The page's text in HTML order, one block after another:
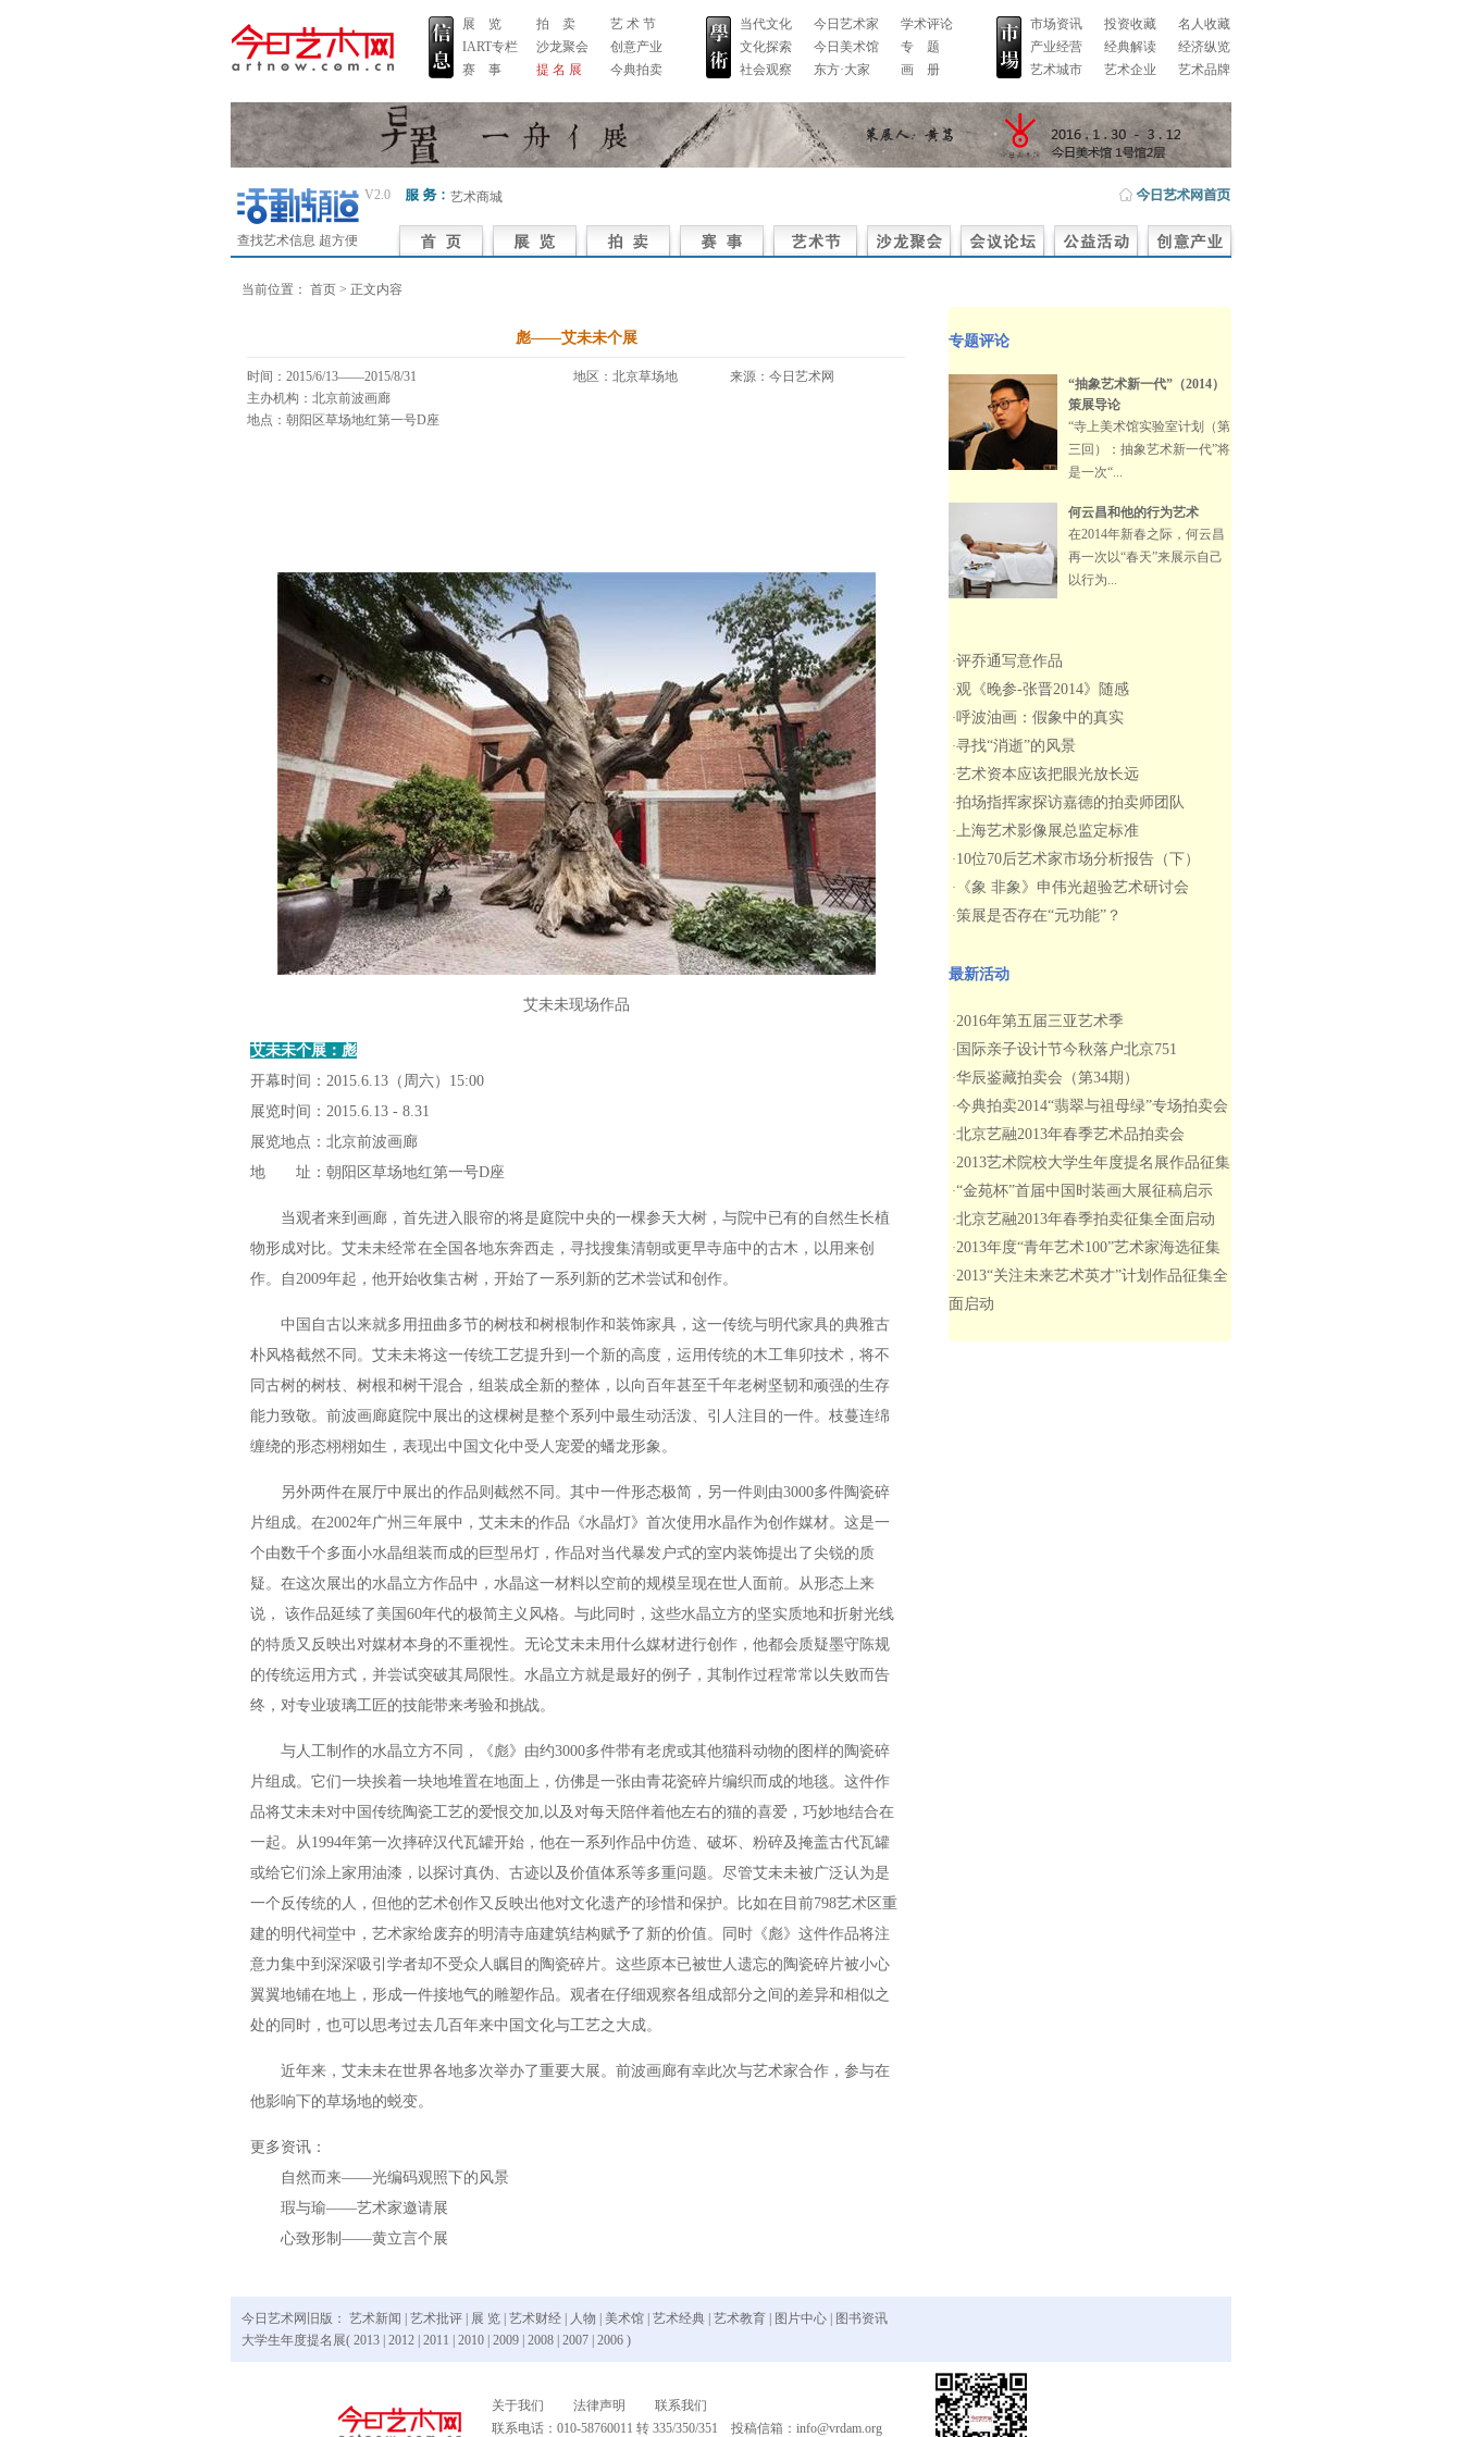
展 览
IART专栏
赛 事
拍 卖
沙龙聚会
提 名 展
艺 术 节
创意产业
今典拍卖
当代文化
文化探索
社会观察
今日艺术家
今日美术馆
东方·大家
学术评论
专 题
画 册
市场资讯
产业经营
艺术城市
投资收藏
经典解读
艺术企业
名人收藏
经济纵览
艺术品牌
查找艺术信息 超方便
V2.0 艺术商城
当前位置： 首页 > 正文内容
彪——艾未未个展
时间：2015/6/13——2015/8/31
地区：北京草场地 来源：今日艺术网
主办机构：北京前波画廊
地点：朝阳区草场地红第一号D座
艾未未现场作品
艾未未个展：彪
开幕时间：2015.6.13（周六）15:00
展览时间：2015.6.13 - 8.31
展览地点：北京前波画廊
地 址：朝阳区草场地红第一号D座
当观者来到画廊，首先进入眼帘的将是庭院中央的一棵参天大树，与院中已有的自然生长植
物形成对比。艾未未经常在全国各地东奔西走，寻找搜集清朝或更早寺庙中的古木，以用来创
作。自2009年起，他开始收集古树，开始了一系列新的艺术尝试和创作。
中国自古以来就多用扭曲多节的树枝和树根制作和装饰家具，这一传统与明代家具的典雅古
朴风格截然不同。艾未未将这一传统工艺提升到一个新的高度，运用传统的木工隼卯技术，将不
同古树的树枝、树根和树干混合，组装成全新的整体，以向百年甚至千年老树坚韧和顽强的生存
能力致敬。前波画廊庭院中展出的这棵树是整个系列中最生动活泼、引人注目的一件。枝蔓连绵
缠绕的形态栩栩如生，表现出中国文化中受人宠爱的蟠龙形象。
另外两件在展厅中展出的作品则截然不同。其中一件形态极简，另一件则由3000多件陶瓷碎
片组成。在2002年广州三年展中，艾未未的作品《水晶灯》首次使用水晶作为创作媒材。这是一
个由数千个多面小水晶组装而成的巨型吊灯，作品对当代暴发户式的室内装饰提出了尖锐的质
疑。在这次展出的水晶立方作品中，水晶这一材料以空前的规模呈现在世人面前。从形态上来
说， 该作品延续了美国60年代的极简主义风格。与此同时，这些水晶立方的坚实质地和折射光线
的特质又反映出对媒材本身的不重视性。无论艾未未用什么媒材进行创作，他都会质疑墨守陈规
的传统运用方式，并尝试突破其局限性。水晶立方就是最好的例子，其制作过程常常以失败而告
终，对专业玻璃工匠的技能带来考验和挑战。
与人工制作的水晶立方不同，《彪》由约3000多件带有老虎或其他猫科动物的图样的陶瓷碎
片组成。它们一块挨着一块地堆置在地面上，仿佛是一张由青花瓷碎片编织而成的地毯。这件作
品将艾未未对中国传统陶瓷工艺的爱恨交加,以及对每天陪伴着他左右的猫的喜爱，巧妙地结合在
一起。从1994年第一次摔碎汉代瓦罐开始，他在一系列作品中仿造、破坏、粉碎及掩盖古代瓦罐
或给它们涂上家用油漆，以探讨真伪、古迹以及价值体系等多重问题。尽管艾未未被广泛认为是
一个反传统的人，但他的艺术创作又反映出他对文化遗产的珍惜和保护。比如在目前798艺术区重
建的明代祠堂中，艺术家给废弃的明清寺庙建筑结构赋予了新的价值。同时《彪》这件作品将注
意力集中到深深吸引学者却不受众人瞩目的陶瓷碎片。这些原本已被世人遗忘的陶瓷碎片被小心
翼翼地铺在地上，形成一件接地气的雕塑作品。观者在仔细观察各组成部分之间的差异和相似之
处的同时，也可以思考过去几百年来中国文化与工艺之大成。
近年来，艾未未在世界各地多次举办了重要大展。前波画廊有幸此次与艺术家合作，参与在
他影响下的草场地的蜕变。
更多资讯：
自然而来——光编码观照下的风景
瑕与瑜——艺术家邀请展
心致形制——黄立言个展
专题评论
“抽象艺术新一代”（2014）
策展导论
“寺上美术馆实验室计划（第
三回）：抽象艺术新一代”将
是一次“...
何云昌和他的行为艺术
在2014年新春之际，何云昌
再一次以“春天”来展示自己
以行为...
·评乔通写意作品
·观《晚参-张晋2014》随感
·呼波油画：假象中的真实
·寻找“消逝”的风景
·艺术资本应该把眼光放长远
·拍场指挥家探访嘉德的拍卖师团队
·上海艺术影像展总监定标准
·10位70后艺术家市场分析报告（下）
· 《象 非象》申伟光超验艺术研讨会
·策展是否存在“元功能”？
最新活动
·2016年第五届三亚艺术季
· 国际亲子设计节今秋落户北京751
·华辰鉴藏拍卖会（第34期）
·今典拍卖2014“翡翠与祖母绿”专场拍卖会
·北京艺融2013年春季艺术品拍卖会
·2013艺术院校大学生年度提名展作品征集
·“金苑杯”首届中国时装画大展征稿启示
·北京艺融2013年春季拍卖征集全面启动
·2013年度“青年艺术100”艺术家海选征集
·2013“关注未来艺术英才”计划作品征集全
面启动
今日艺术网旧版： 艺术新闻 艺术批评 展 览 艺术财经 人物 美术馆 艺术经典 艺术教育 图片中心
图书资讯
大学生年度提名展( 2013 2012 2011 2010 2009 2008 2007 2006 )
关于我们 法律声明
联系我们
联系电话：010-58760011 转 335/350/351 投稿信箱： info@vrdam.org